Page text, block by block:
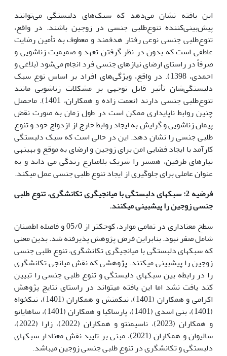
این یافته نشان می‌دهد که سبک‌های دلبستگی می‌توانند
پیش‌بینی‌کننده تنوع‌طلبی جنسی در زوجین باشند. در واقع،
تنوع‌طلبی جنسی نوعی رفتار هدفمند و معطوف به تأمین رضایت
عاطفی است که بدون در نظر گرفتن تعهد و صمیمیت زناشویی و
صرفاً در راستای ارضای نیازهای جنسی فرد انجام می‌شود (بلاغی و
احمدی، 1398). در واقع، ویژگی‌های افراد بر اساس نوع سبک
دلبستگی‌شان تأثیر قابل توجهی بر مشکلات زناشویی مانند
تنوع‌طلبی جنسی دارند (نعمت زاده و همکاران، 1401). ماحصل
چنین روابط ناپایداری ممکن است در طول زمان به صورت نقض
پیمان زناشویی و گرایش به ایجاد روابط خارج از ازدواج خود و تنوع
طلبی جنسی را نشان دهد. این در حالی است که سبک دلبستگی
کارآمد با ایجاد فضایی امن برای زوجین و ارضای به موقع و بهینه­ی
نیازهای طرفین، همسر را شریک بلامنازع زندگی می داند و به
عنوان عاملی برای جلوگیری از ایجاد تنوع طلبی جنسی عمل می­کند.
فرضیه 2: سبک­های دلبستگی با میانجی­گری تکانشگری، تنوع طلبی
جنسی زوجین را پیش­بینی می­کنند.
سطح معناداری در تمامی موارد، کوچکتر از 05/0 و فاصله اطمینان
شامل صفر نبود. بنابراین فرض پژوهش پذیرفته شد. بدین معنی
که سبک­های دلبستگی با میانجیگری تکانشگری، تنوع طلبی جنسی
زوجین را پیش­بینی می­کنند. پژوهشی که نقش میانجی تکانشگری
را در رابطه بین سبک­های دلبستگی و تنوع طلبی جنسی را تبیین
کند یافت نشد اما این یافته می­تواند در راستای نتایج پژوهش
اکرامی و همکاران (1401)، نیک­منش و همکاران (1401)، نیکخواه
(1401)، بنی اسدی (1401)، پارسا­کیا و همکاران (1401)، ساهایانو
و همکاران (2023)، ناسیمنتو و همکاران (2022)، زارا (2022)،
سالیوان و همکاران (2021)، مبنی بر تایید نقش معنادار سبک­های
دلبستگی و تکانشگری در تنوع طلبی جنسی زوجین می­باشد.